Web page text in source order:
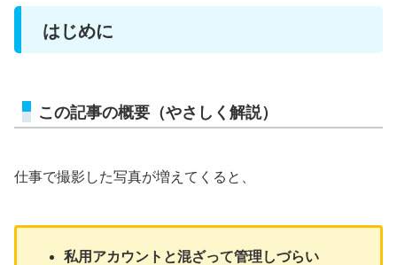
はじめに
この記事の概要（やさしく解説）
仕事で撮影した写真が増えてくると、
私用アカウントと混ざって管理しづらい